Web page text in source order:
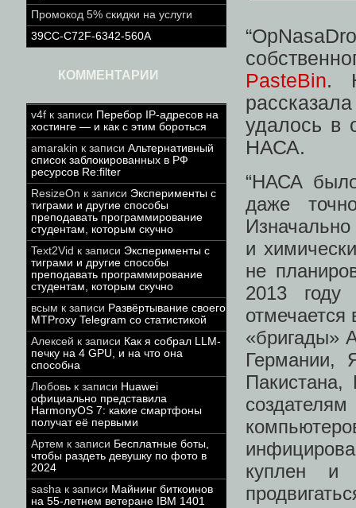
Промокод 5% скидки на услуги
39CC-C72F-6342-560A
КОММЕНТАРИИ
v4f к записи Перебор IP-адресов на
хостинге — и как с этим бороться
amarakin к записи Альтернативный
список заблокированных в РФ
ресурсов Re:filter
ResizeOn к записи Эксперименты с
тиграми и другие способы
преподавать программирование
студентам, которым скучно
Text2Vid к записи Эксперименты с
тиграми и другие способы
преподавать программирование
студентам, которым скучно
всым к записи Развёртывание своего
MTProxy Telegram со статистикой
Алексей к записи Как я собрал LLM-
печку на 4 GPU, и на что она
способна
Любовь к записи Huawei
официально представила
HarmonyOS 7: какие смартфоны
получат её первыми
Артем к записи Бесплатные боты,
чтобы раздеть девушку по фото в
2024
sasha к записи Майнинг биткоинов
на 55-летнем ветеране IBM 1401
PasteBin.
удалось в
НАСА.
“НАСА
даже
и
не
2013
отмечается
«бригады»
Германии,
куплен и